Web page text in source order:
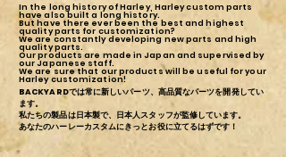
In the long history of Harley, Harley custom parts
have also built a long history.
But have there ever been the best and highest
quality parts for customization?
We are constantly developing new parts and high
quality parts.
Our products are made in Japan and supervised by
our Japanese staff.
We are sure that our products will be useful for your
Harley customization!
BACKYARDでは常に新しいパーツ、高品質なパーツを開発してい
ます。
私たちの製品は日本製で、日本人スタッフが監修しています。
あなたのハーレーカスタムにきっとお役に立てるはずです！